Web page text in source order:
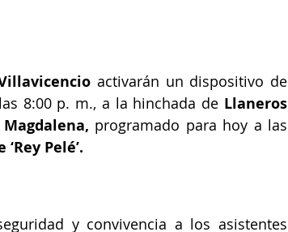
activarán un dispositivo de
8:00 p. m., a la hinchada de Llaneros
programado para hoy a las
Pelé’.
y convivencia a los asistentes